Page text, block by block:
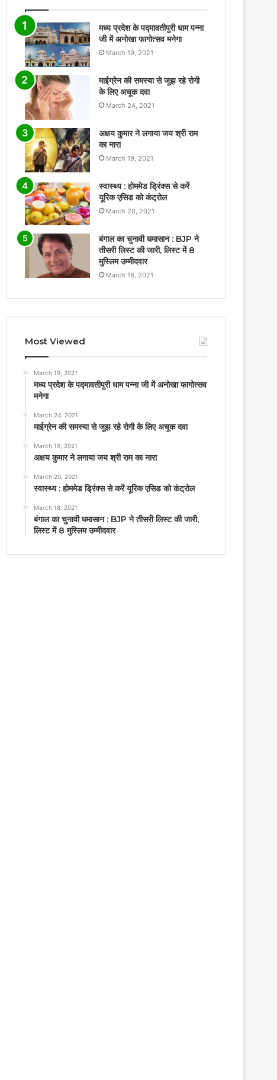
मध्य प्रदेश के पद्मावतीपुरी धाम पन्ना
जी में अनोखा फागोत्सव मनेगा
March 19, 2021
माईग्रेन की समस्या से जूझ रहे रोगी
के लिए अचूक दवा
March 24, 2021
अक्षय कुमार ने लगाया जय श्री राम
का नारा
March 19, 2021
स्वास्थ्य : होममेड ड्रिंक्स से करें
यूरिक एसिड को कंट्रोल
March 20, 2021
बंगाल का चुनावी घमासान : BJP ने
तीसरी लिस्ट की जारी, लिस्ट में 8
मुस्लिम उम्मीदवार
March 18, 2021
Most Viewed
March 19, 2021
मध्य प्रदेश के पद्मावतीपुरी धाम पन्ना जी में अनोखा फागोत्सव
मनेगा
March 24, 2021
माईग्रेन की समस्या से जूझ रहे रोगी के लिए अचूक दवा
March 19, 2021
अक्षय कुमार ने लगाया जय श्री राम का नारा
March 20, 2021
स्वास्थ्य : होममेड ड्रिंक्स से करें यूरिक एसिड को कंट्रोल
March 18, 2021
बंगाल का चुनावी घमासान : BJP ने तीसरी लिस्ट की जारी,
लिस्ट में 8 मुस्लिम उम्मीदवार